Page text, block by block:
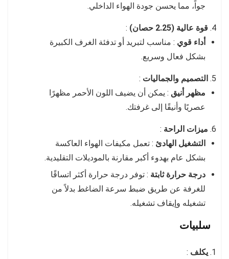
جواً، مما يحسن جودة الهواء الداخلي.
قوة عالية (2.25 حصان)
:
أداء قوي : مناسب لتبريد أو تدفئة الغرف الكبيرة
بشكل فعال وسريع.
التصميم والجماليات :
مظهر أنيق : يمكن أن يضيف اللون الأحمر مظهرًا
عصريًا وأنيقًا إلى غرفتك.
ميزات الراحة :
التشغيل الهادئ : تعمل مكيفات الهواء العاكسة
بشكل عام بهدوء أكبر مقارنة بالموديلات التقليدية.
درجة حرارة ثابتة : توفر درجة حرارة أكثر اتساقًا
للغرفة عن طريق ضبط سرعة الضاغط بدلاً من
تشغيله وإيقاف تشغيله.
سلبيات
يكلف :